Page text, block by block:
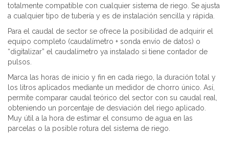
totalmente compatible con cualquier sistema de riego. Se ajusta
a cualquier tipo de tubería y es de instalación sencilla y rápida.
Para el caudal de sector se ofrece la posibilidad de adquirir el
equipo completo (caudalímetro + sonda envío de datos) o
“digitalizar” el caudalímetro ya instalado si tiene contador de
pulsos.
Marca las horas de inicio y fin en cada riego, la duración total y
los litros aplicados mediante un medidor de chorro único. Así,
permite comparar caudal teórico del sector con su caudal real,
obteniendo un porcentaje de desviación del riego aplicado.
Muy útil a la hora de estimar el consumo de agua en las
parcelas o la posible rotura del sistema de riego.